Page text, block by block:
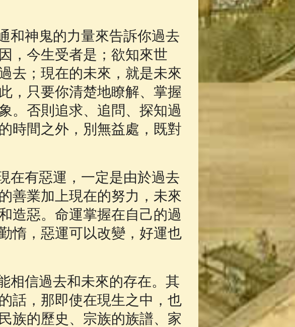
和神鬼的力量來告訴你過去
，今生受者是；欲知來世
去；現在的未來，就是未來
，只要你清楚地瞭解、掌握
。否則追求、追問、探知過
時間之外，別無益處，既對
在有惡運，一定是由於過去
善業加上現在的努力，未來
造惡。命運掌握在自己的過
惰，惡運可以改變，好運也
相信過去和未來的存在。其
話，那即使在現生之中，也
族的歷史、宗族的族譜、家